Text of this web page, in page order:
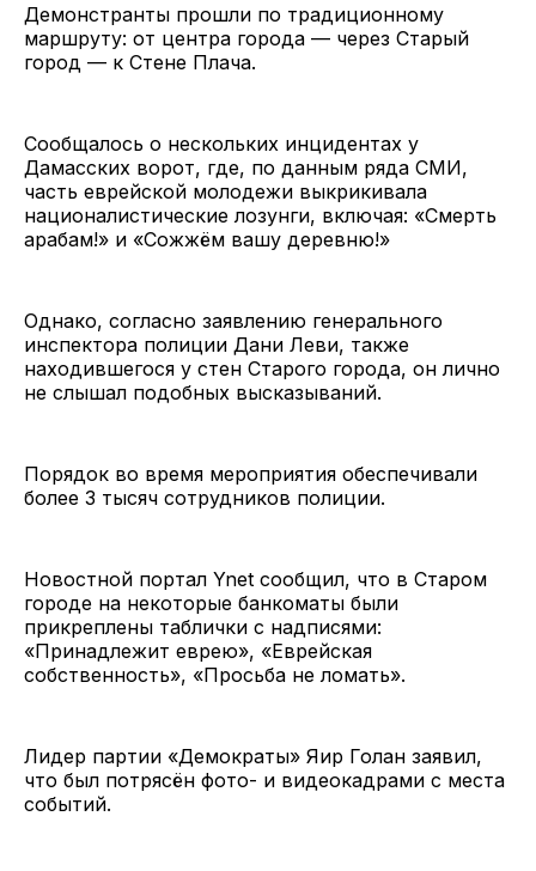
Демонстранты прошли по традиционному
маршруту: от центра города — через Старый
город — к Стене Плача.
Сообщалось о нескольких инцидентах у
Дамасских ворот, где, по данным ряда СМИ,
часть еврейской молодежи выкрикивала
националистические лозунги, включая: «Смерть
арабам!» и «Сожжём вашу деревню!»
Однако, согласно заявлению генерального
инспектора полиции Дани Леви, также
находившегося у стен Старого города, он лично
не слышал подобных высказываний.
Порядок во время мероприятия обеспечивали
более 3 тысяч сотрудников полиции.
Новостной портал Ynet сообщил, что в Старом
городе на некоторые банкоматы были
прикреплены таблички с надписями:
«Принадлежит еврею», «Еврейская
собственность», «Просьба не ломать».
Лидер партии «Демократы» Яир Голан заявил,
что был потрясён фото- и видеокадрами с места
событий.